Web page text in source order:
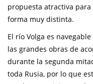
propuesta atractiva
forma muy distinta.
El río Volga es
las grandes obras de
durante la segunda
toda Rusia, por lo que